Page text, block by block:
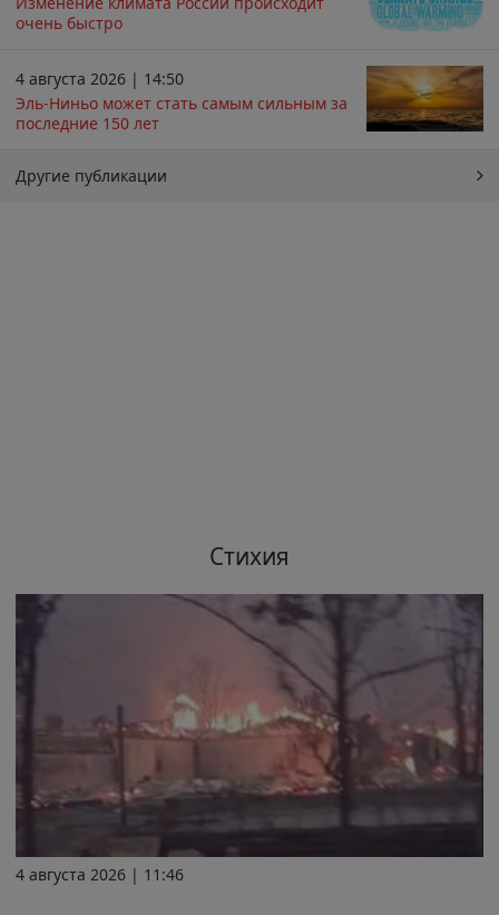
очень быстро
4 августа 2026 | 14:50
Эль-Ниньо может стать самым сильным за
последние 150 лет
Другие публикации
Стихия
4 августа 2026 | 11:46